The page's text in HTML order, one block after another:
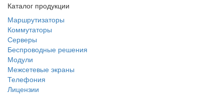
Каталог продукции
Маршрутизаторы
Коммутаторы
Серверы
Беспроводные решения
Модули
Межсетевые экраны
Телефония
Лицензии